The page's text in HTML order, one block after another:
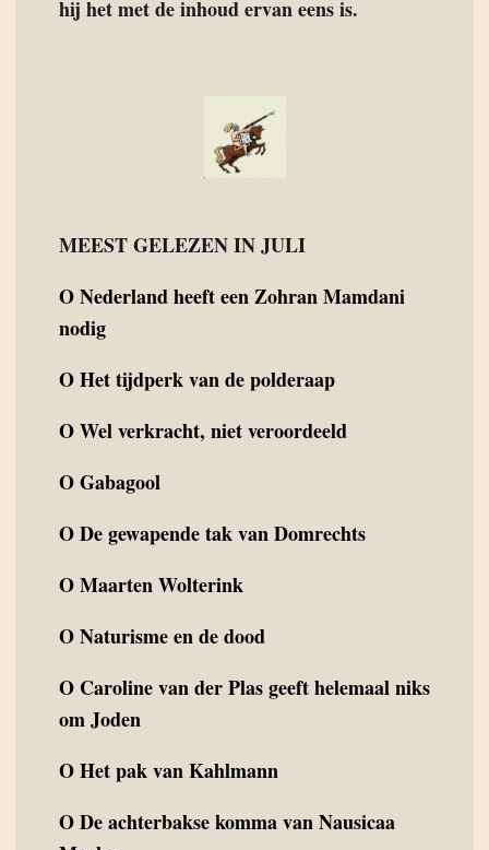
hij het met de inhoud ervan eens is.
MEEST GELEZEN IN JULI
ONederland heeft een Zohran Mamdani
nodig
OHet tijdperk van de polderaap
OWel verkracht, niet veroordeeld
OGabagool
ODe gewapende tak van Domrechts
OMaarten Wolterink
ONaturisme en de dood
O Caroline van der Plas geeft helemaal niks
om Joden
OHet pak van Kahlmann
ODe achterbakse komma van Nausicaa